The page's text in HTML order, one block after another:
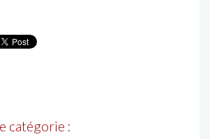
catégorie :